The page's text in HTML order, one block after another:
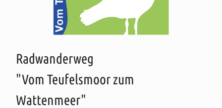
Radwanderweg
"Vom Teufelsmoor zum
Wattenmeer"